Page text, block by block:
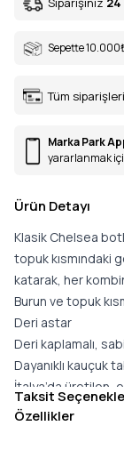
Sepette 10.000
Tüm
Marka Park
yararlanmak
Ürün Detayı
Klasik Chelsea
topuk kısmındaki
katarak, her
Burun ve topuk
Deri astar
Deri kaplamalı,
Dayanıklı kauçuk
İtalya’da üretilen,
Geniş kalıp
Taksit
Özellikler